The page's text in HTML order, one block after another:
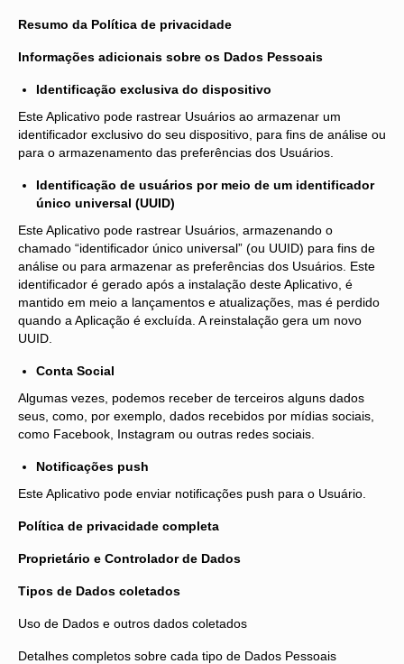
CONTATOS DA ENTIDADE
ASSOCIE-SE
CONVENÇÕES
CONVÊNIOS
INFORMAÇÕES
NOTÍCIAS
GALERIA DE FOTOS
PERGUNTAS FREQUENTES
LEGISLAÇÃO
FALE CONOSCO
Resumo da Política de privacidade
Informações adicionais sobre os Dados Pessoais
Identificação exclusiva do dispositivo
Este Aplicativo pode rastrear Usuários ao armazenar um
identificador exclusivo do seu dispositivo, para fins de análise ou
para o armazenamento das preferências dos Usuários.
Identificação de usuários por meio de um identificador
único universal (UUID)
Este Aplicativo pode rastrear Usuários, armazenando o
chamado “identificador único universal” (ou UUID) para fins de
análise ou para armazenar as preferências dos Usuários. Este
identificador é gerado após a instalação deste Aplicativo, é
mantido em meio a lançamentos e atualizações, mas é perdido
quando a Aplicação é excluída. A reinstalação gera um novo
UUID.
Conta Social
Algumas vezes, podemos receber de terceiros alguns dados
seus, como, por exemplo, dados recebidos por mídias sociais,
como Facebook, Instagram ou outras redes sociais.
Notificações push
Este Aplicativo pode enviar notificações push para o Usuário.
Política de privacidade completa
Proprietário e Controlador de Dados
Tipos de Dados coletados
Uso de Dados e outros dados coletados
Detalhes completos sobre cada tipo de Dados Pessoais